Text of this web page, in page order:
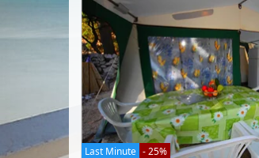
Last Minute - 25%